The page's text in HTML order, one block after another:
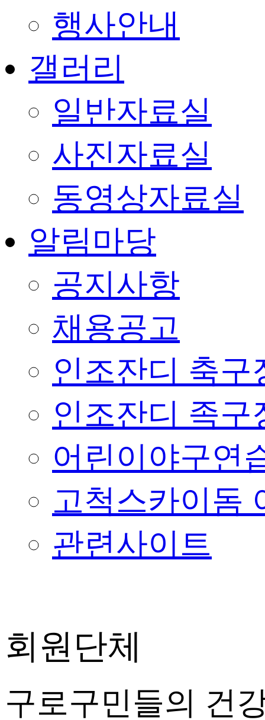
행사안내
갤러리
일반자료실
사진자료실
동영상자료실
알림마당
공지사항
채용공고
인조잔디 축구
인조잔디 족구
어린이야구연
고척스카이돔
관련사이트
회원단체
구로구민들의 건